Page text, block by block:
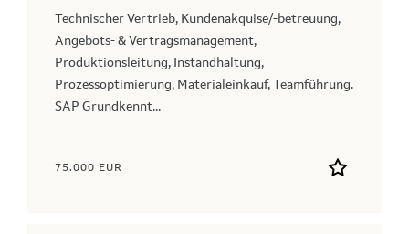
Technischer Vertrieb, Kundenakquise/-betreuung,
Angebots- & Vertragsmanagement,
Produktionsleitung, Instandhaltung,
Prozessoptimierung, Materialeinkauf, Teamführung.
SAP Grundkennt...
75.000 EUR